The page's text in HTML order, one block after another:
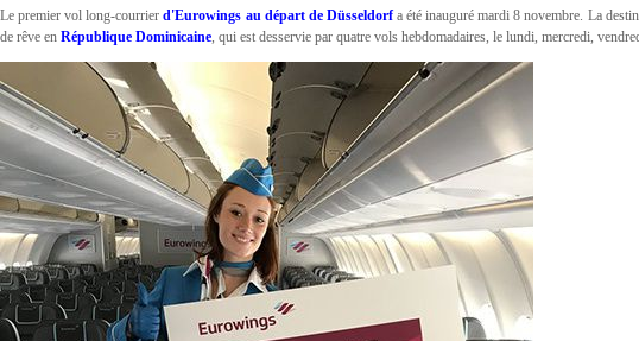
Le premier vol long-courrierd'Eurowings au départ de Düsseldorfa été inauguré mardi 8 novembre. La
de rêve en République Dominicaine, qui est desservie par quatre vols hebdomadaires, le lundi, mercredi,